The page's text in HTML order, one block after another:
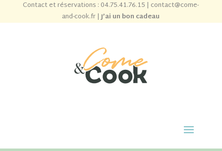
Contact et réservations : 04.75.41.76.15 | contact@come-
and-cook.fr|J’ai un bon cadeau